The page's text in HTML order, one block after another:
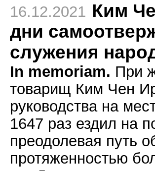
16.12.2021 Ким
дни
служения
In memoriam. При
товарищ Ким Чен
руководства на
1647 раз ездил на
преодолевая путь
протяженностью